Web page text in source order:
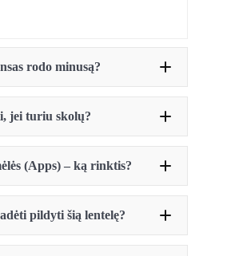
rodo minusą?
išlaidas
jei turiu skolų?
(Apps) – ką rinktis?
pildyti šią lentelę?